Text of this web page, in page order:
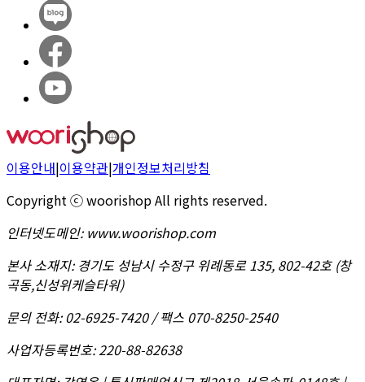
이용안내|이용약관|개인정보처리방침
Copyright ⓒ woorishop All rights reserved.
인터넷도메인:www.woorishop.com
본사 소재지:경기도 성남시 수정구 위례동로 135, 802-42호 (창
곡동,신성위케슬타워)
문의 전화:02-6925-7420 / 팩스 070-8250-2540
사업자등록번호:220-88-82638